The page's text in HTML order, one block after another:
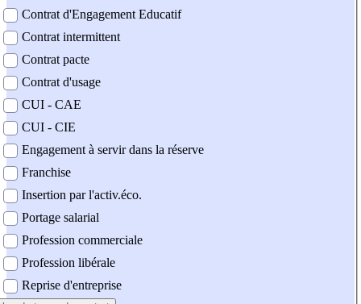
Contrat d'Engagement Educatif
Contrat intermittent
Contrat pacte
Contrat d'usage
CUI - CAE
CUI - CIE
Engagement à servir dans la réserve
Franchise
Insertion par l'activ.éco.
Portage salarial
Profession commerciale
Profession libérale
Reprise d'entreprise